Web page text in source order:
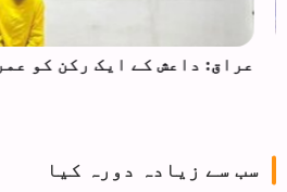
عراق: داعش کے ایک رکن کو عمر
سب سے زیادہ دورہ کیا